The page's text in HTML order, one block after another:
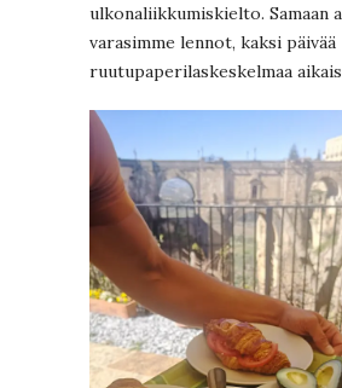
ulkonaliikkumiskielto. Samaan
varasimme lennot, kaksi päivää
ruutupaperilaskeskelmaa